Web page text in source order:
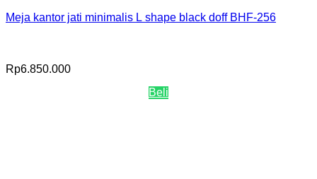
Meja kantor jati minimalis L shape black doff BHF-256
Rp6.850.000
Beli